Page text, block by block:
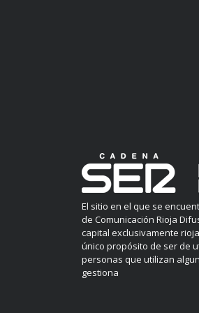
El sitio en el que se
de Comunicación Rioja
capital exclusivamente
único propósito de ser de
personas que utilizan
gestiona